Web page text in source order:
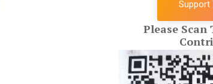
Support
Please Scan